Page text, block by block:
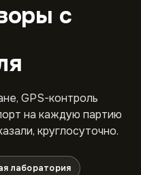
с
GPS-контроль
на каждую партию
круглосуточно.
лаборатория